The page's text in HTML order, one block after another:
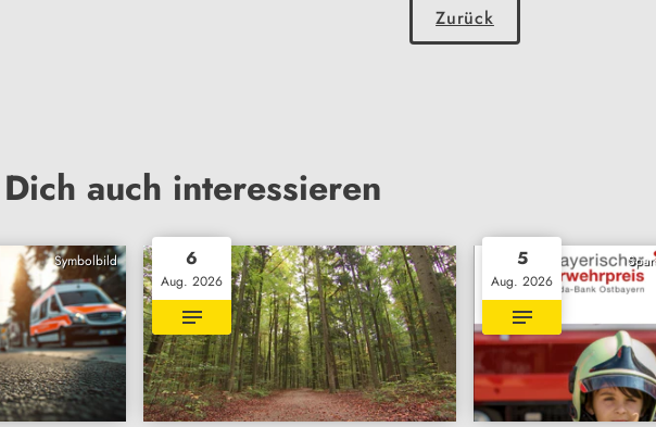
Zurück
auch interessieren
Symbolbild 6
Aug. 2026
5
Aug. 2026